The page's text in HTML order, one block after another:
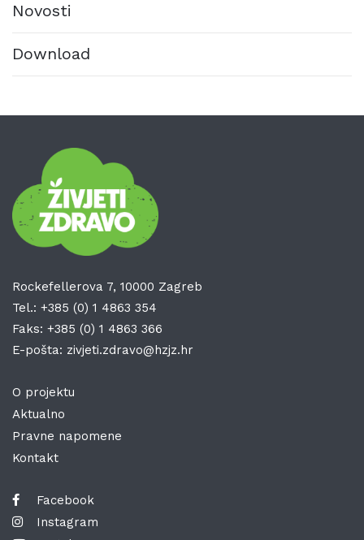
Novosti
Download
Rockefellerova 7, 10000 Zagreb
Tel.: +385 (0) 1 4863 354
Faks: +385 (0) 1 4863 366
E-pošta: zivjeti.zdravo@hzjz.hr
O projektu
Aktualno
Pravne napomene
Kontakt
Facebook
Instagram